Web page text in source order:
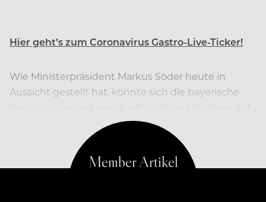
Hier geht’s zum Coronavirus Gastro-Live-Ticker!
Wie Ministerpräsident Markus Söder heute in
Aussicht gestellt hat, könnte sich die bayerische
eine Öffnung rund um Pfingsten einstellen.